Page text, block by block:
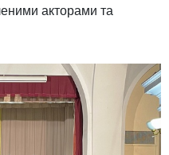
акторами та